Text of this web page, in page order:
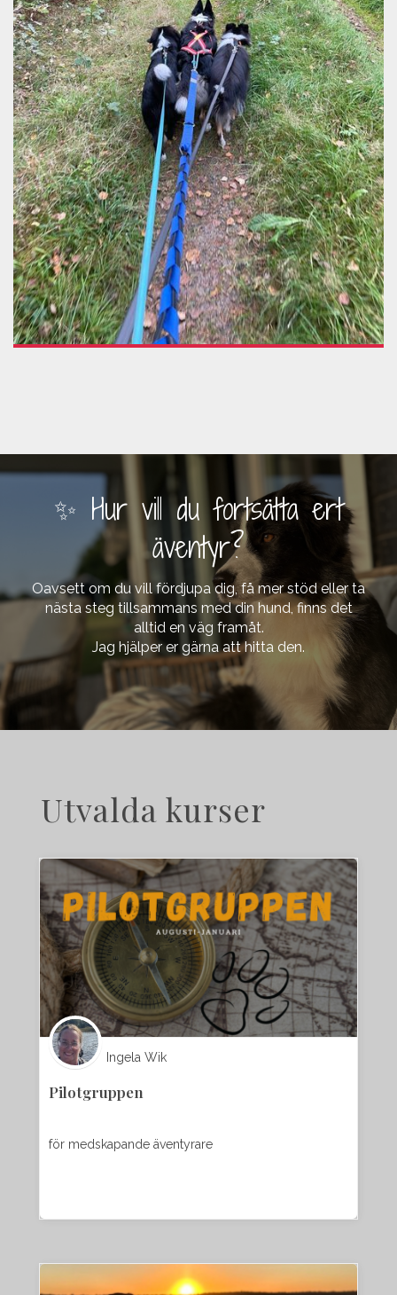
✨ Hur vill du fortsätta ert
äventyr?
Oavsett om du vill fördjupa dig, få mer stöd eller ta
nästa steg tillsammans med din hund, finns det
alltid en väg framåt.
Jag hjälper er gärna att hitta den.
Utvalda kurser
Ingela Wik
Pilotgruppen
för medskapande äventyrare